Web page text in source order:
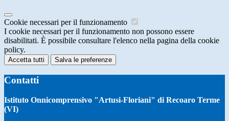
Cookie necessari per il funzionamento
I cookie necessari per il funzionamento non possono essere
disabilitati. È possibile consultare l'elenco nella pagina della cookie
policy.
Accetta tutti Salva le preferenze
Contatti
Istituto Onnicomprensivo "Artusi-Floriani" di Recoaro Terme
(VI)